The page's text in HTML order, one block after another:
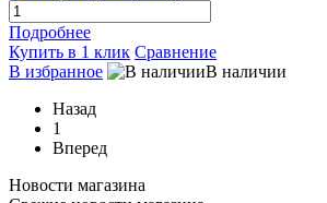
Подробнее
Купить в 1 клик Сравнение
В избранное
В наличии
Назад
1
Вперед
Новости магазина